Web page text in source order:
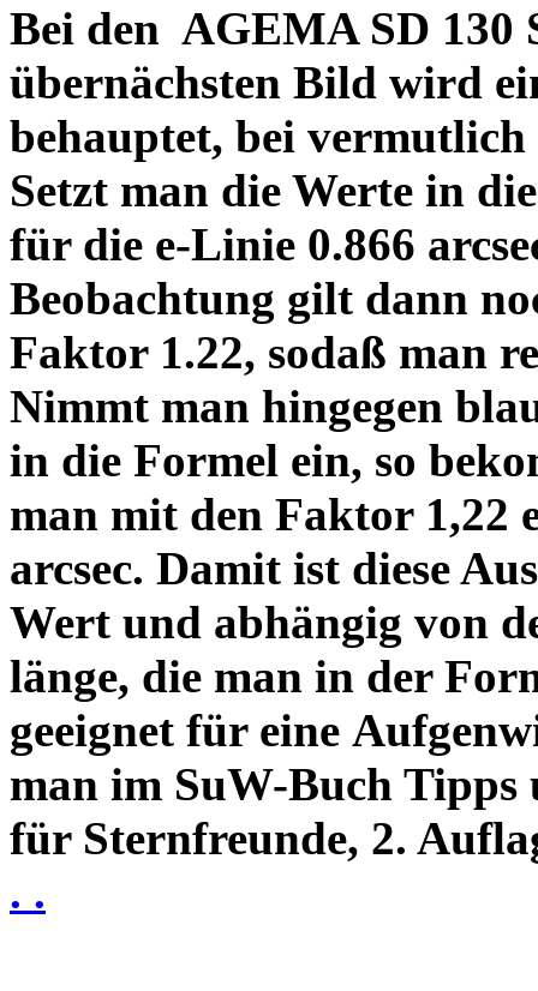
Bei den AGEMA SD 130
übernächsten Bild wird
behauptet, bei vermutlich
Setzt man die Werte in
für die e-Linie 0.866
Beobachtung gilt dann
Faktor 1.22, sodaß man
Nimmt man hingegen
in die Formel ein, so
man mit den Faktor 1,22
arcsec. Damit ist diese
Wert und abhängig von
länge, die man in der
geeignet für eine
man im SuW-Buch Tipps
für Sternfreunde, 2.
. .